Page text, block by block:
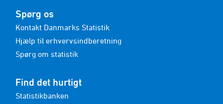
Spørg os
Kontakt Danmarks Statistik
Hjælp til erhvervsindberetning
Spørg om statistik
Find det hurtigt
Statistikbanken